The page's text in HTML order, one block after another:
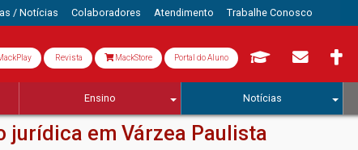
/ Notícias Colaboradores Atendimento Trabalhe Conosco
Revista MackStore Portal do Aluno
Ensino Notícias
jurídica em Várzea Paulista